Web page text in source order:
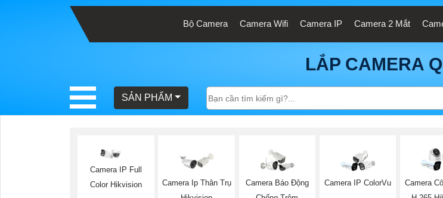
Bộ Camera Camera Wifi Camera IP Camera 2 Mắt
LẮP CAMERA
SẢN PHẨM
Camera IP Full
Color Hikvision
Camera Ip Thân Trụ
Camera Báo Động
Camera IP ColorVu
Camera